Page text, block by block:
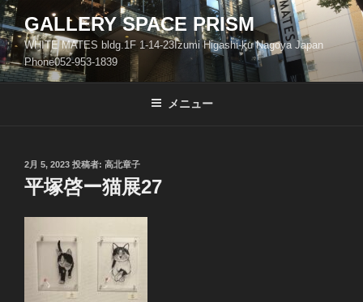
コ
ン
テ
ン
ツ
GALLERY SPACE PRISM
WHITE MATES bldg.1F 1-14-23Izumi Higashi-ku Nagoya Japan
Phone052-953-1839
メニュー
投
稿
2月 5, 2023 投稿者: 高北章子
平塚啓ー猫展27